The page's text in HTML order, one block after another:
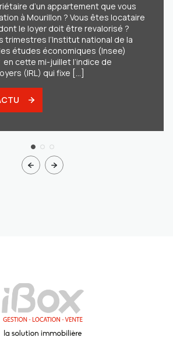
d’un appartement que vous
à Mourillon ? Vous êtes locataire
le loyer doit être revalorisé ?
trimestres l’Institut national de la
études économiques (Insee)
cette mi-juillet l’indice de
(IRL) qui fixe [...]